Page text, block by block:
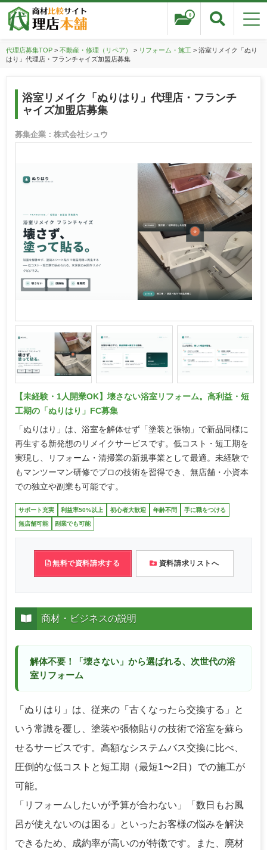
0
代理店募集TOP> 不動産・修理（リペア） > リフォーム・施工 > 浴室リメイク「ぬり
はり」代理店・フランチャイズ加盟店募集
浴室リメイク「ぬりはり」代理店・フランチ
ャイズ加盟店募集
募集企業：株式会社シュウ
【未経験・1人開業OK】壊さない浴室リフォーム。高利益・短
工期の「ぬりはり」FC募集
「ぬりはり」は、浴室を解体せず「塗装と張物」で新品同様に
再生する新発想のリメイクサービスです。低コスト・短工期を
実現し、リフォーム・清掃業の新規事業として最適。未経験で
もマンツーマン研修でプロの技術を習得でき、無店舗・小資本
での独立や副業も可能です。
サポート充実 利益率50%以上 初心者大歓迎 年齢不問 手に職をつける
無店舗可能 副業でも可能
無料で資料請求する 資料請求リストへ
商材・ビジネスの説明
解体不要！「壊さない」から選ばれる、次世代の浴
室リフォーム
「ぬりはり」は、従来の「古くなったら交換する」と
いう常識を覆し、塗装や張物貼りの技術で浴室を蘇ら
せるサービスです。高額なシステムバス交換に比べ、
圧倒的な低コストと短工期（最短1〜2日）での施工が
可能。
「リフォームしたいが予算が合わない」「数日もお風
呂が使えないのは困る」といったお客様の悩みを解決
できるため、成約率が高いのが特徴です。また、廃材